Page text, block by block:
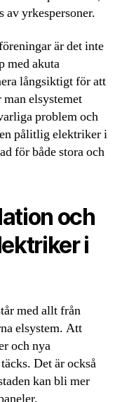
av yrkespersoner.
är det inte
med akuta
långsiktigt för att
elsystemet
problem och
pålitlig elektriker i
för både stora och
och
i
med allt från
elsystem. Att
och nya
Det är också
kan bli mer